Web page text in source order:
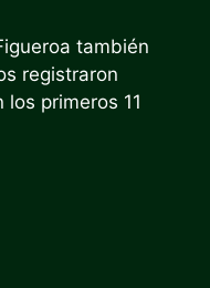
también
registraron
primeros 11